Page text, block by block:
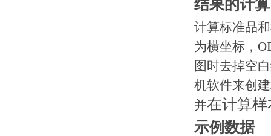
结果的计算
计算标准品
为横坐标，
图时去掉空
机软件来创
并在计算
示例数据